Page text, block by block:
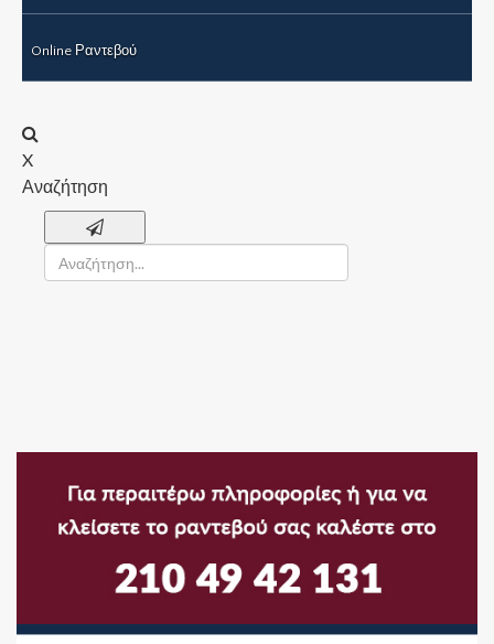
Online Ραντεβού
X
Αναζήτηση